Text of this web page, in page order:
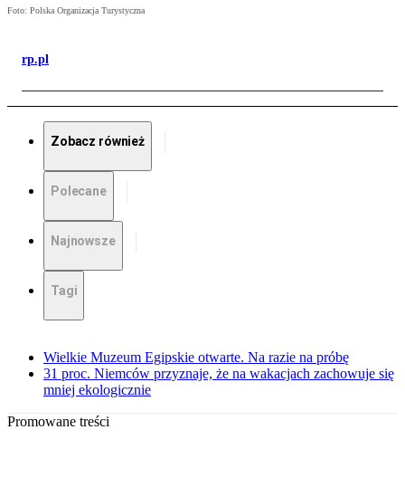
Foto: Polska Organizacja Turystyczna
rp.pl
Zobacz również
Polecane
Najnowsze
Tagi
Wielkie Muzeum Egipskie otwarte. Na razie na próbę
31 proc. Niemców przyznaje, że na wakacjach zachowuje się
mniej ekologicznie
Promowane treści